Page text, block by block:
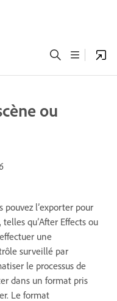
ou
pouvez l’exporter pour
qu’After Effects ou
une
surveillé par
le processus de
dans un format pris
Le format